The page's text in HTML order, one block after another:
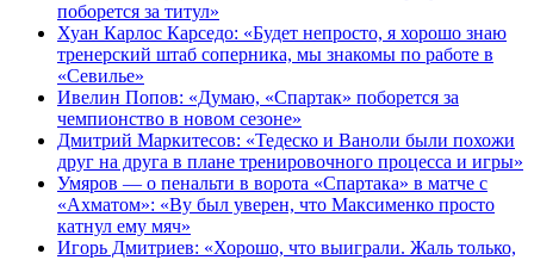
поборется за титул»
Хуан Карлос Карседо: «Будет непросто, я хорошо знаю
тренерский штаб соперника, мы знакомы по работе в
«Севилье»
Ивелин Попов: «Думаю, «Спартак» поборется за
чемпионство в новом сезоне»
Дмитрий Маркитесов: «Тедеско и Ваноли были похожи
друг на друга в плане тренировочного процесса и игры»
Умяров — о пенальти в ворота «Спартака» в матче с
«Ахматом»: «Ву был уверен, что Максименко просто
катнул ему мяч»
Игорь Дмитриев: «Хорошо, что выиграли. Жаль только,